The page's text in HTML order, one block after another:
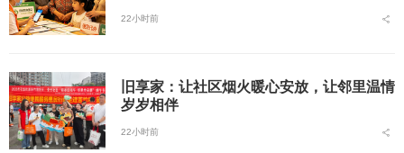
22小时前
旧享家：让社区烟火暖心安放，让邻里温情
岁岁相伴
22小时前